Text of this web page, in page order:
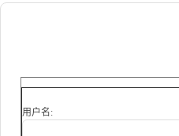
用户名: